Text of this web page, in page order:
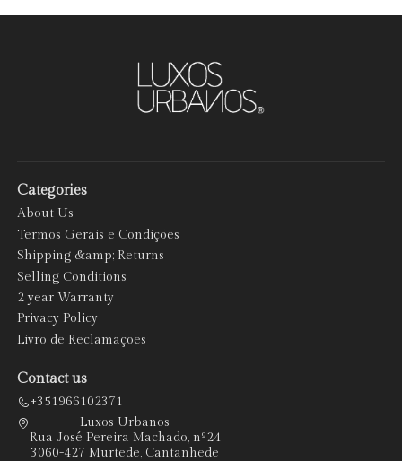
Categories
About Us
Termos Gerais e Condições
Shipping &amp; Returns
Selling Conditions
2 year Warranty
Privacy Policy
Livro de Reclamações
Contact us
+351966102371
Luxos Urbanos
Rua José Pereira Machado, nº24
3060-427 Murtede, Cantanhede